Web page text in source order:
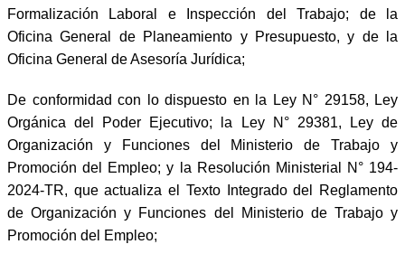
Formalización Laboral e Inspección del Trabajo; de la
Oficina General de Planeamiento y Presupuesto, y de la
Oficina General de Asesoría Jurídica;
De conformidad con lo dispuesto en la Ley N° 29158, Ley
Orgánica del Poder Ejecutivo; la Ley N° 29381, Ley de
Organización y Funciones del Ministerio de Trabajo y
Promoción del Empleo; y la Resolución Ministerial N° 194-
2024-TR, que actualiza el Texto Integrado del Reglamento
de Organización y Funciones del Ministerio de Trabajo y
Promoción del Empleo;